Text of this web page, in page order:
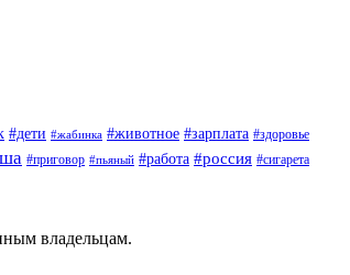
#дети #жабинка #животное #зарплата #здоровье
#приговор #пьяный #работа #россия #сигарета
владельцам.